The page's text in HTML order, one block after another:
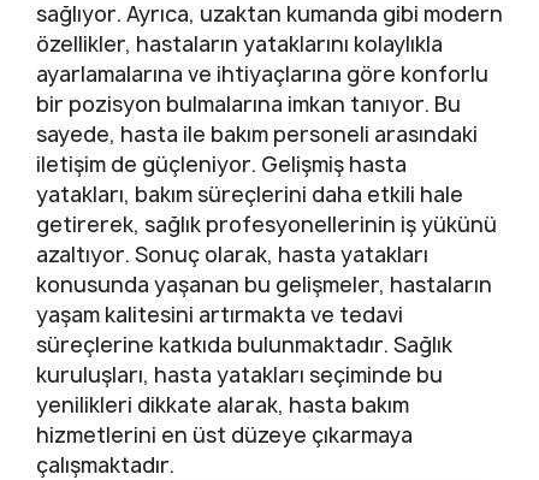
sağlıyor. Ayrıca, uzaktan kumanda gibi modern
özellikler, hastaların yataklarını kolaylıkla
ayarlamalarına ve ihtiyaçlarına göre konforlu
bir pozisyon bulmalarına imkan tanıyor. Bu
sayede, hasta ile bakım personeli arasındaki
iletişim de güçleniyor. Gelişmiş hasta
yatakları, bakım süreçlerini daha etkili hale
getirerek, sağlık profesyonellerinin iş yükünü
azaltıyor. Sonuç olarak, hasta yatakları
konusunda yaşanan bu gelişmeler, hastaların
yaşam kalitesini artırmakta ve tedavi
süreçlerine katkıda bulunmaktadır. Sağlık
kuruluşları, hasta yatakları seçiminde bu
yenilikleri dikkate alarak, hasta bakım
hizmetlerini en üst düzeye çıkarmaya
çalışmaktadır.